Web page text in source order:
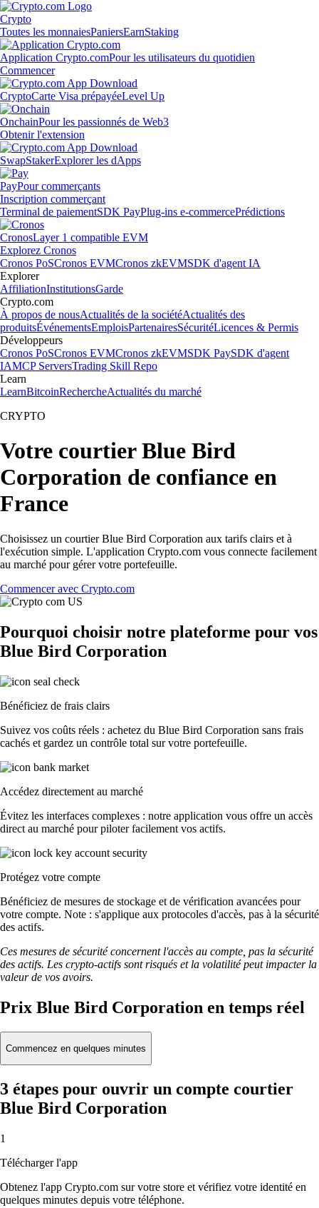
Crypto
Toutes les monnaiesPaniersEarnStaking
Application Crypto.comPour les utilisateurs du quotidien
Commencer
CryptoCarte Visa prépayéeLevel Up
OnchainPour les passionnés de Web3
Obtenir l'extension
SwapStakerExplorer les dApps
PayPour commerçants
Inscription commerçant
Terminal de paiementSDK PayPlug-ins e-commercePrédictions
CronosLayer 1 compatible EVM
Explorez Cronos
Cronos PoSCronos EVMCronos zkEVMSDK d'agent IA
Explorer
AffiliationInstitutionsGarde
Crypto.com
À propos de nousActualités de la sociétéActualités des
produitsÉvénementsEmploisPartenairesSécuritéLicences & Permis
Développeurs
Cronos PoSCronos EVMCronos zkEVMSDK PaySDK d'agent
IAMCP ServersTrading Skill Repo
Learn
LearnBitcoinRechercheActualités du marché
CRYPTO
Votre courtier Blue Bird
Corporation de confiance en
France
Choisissez un courtier Blue Bird Corporation aux tarifs clairs et à
l'exécution simple. L'application Crypto.com vous connecte facilement
au marché pour gérer votre portefeuille.
Commencer avec Crypto.com
Pourquoi choisir notre plateforme pour vos
Blue Bird Corporation
Bénéficiez de frais clairs
Suivez vos coûts réels : achetez du Blue Bird Corporation sans frais
cachés et gardez un contrôle total sur votre portefeuille.
Accédez directement au marché
Évitez les interfaces complexes : notre application vous offre un accès
direct au marché pour piloter facilement vos actifs.
Protégez votre compte
Bénéficiez de mesures de stockage et de vérification avancées pour
votre compte. Note : s'applique aux protocoles d'accès, pas à la sécurité
des actifs.
Ces mesures de sécurité concernent l'accès au compte, pas la sécurité
des actifs. Les crypto-actifs sont risqués et la volatilité peut impacter la
valeur de vos avoirs.
Prix Blue Bird Corporation en temps réel
Commencez en quelques minutes
3 étapes pour ouvrir un compte courtier
Blue Bird Corporation
1
Télécharger l'app
Obtenez l'app Crypto.com sur votre store et vérifiez votre identité en
quelques minutes depuis votre téléphone.